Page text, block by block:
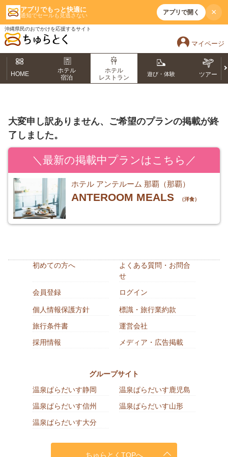
アプリでもっと快適に
通知でセールも見逃さない アプリで開く ×
沖縄県民のおでかけを応援するサイト
マイページ
HOME
ホテル
宿泊
ホテル
レストラン
遊び・体験 ツアー
大変申し訳ありません、ご希望のプランの掲載が終
了しました。
＼最新の掲載中プランはこちら／
ホテル アンテルーム 那覇（那覇）
ANTEROOM MEALS （洋食）
初めての方へ
よくある質問・お問合
せ
会員登録
ログイン
個人情報保護方針
標識・旅行業約款
旅行条件書
運営会社
採用情報
メディア・広告掲載
グループサイト
温泉ぱらだいす静岡
温泉ぱらだいす鹿児島
温泉ぱらだいす信州
温泉ぱらだいす山形
温泉ぱらだいす大分
ちゅらとくTOPへ